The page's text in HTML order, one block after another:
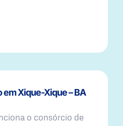
Xique-Xique – BA
o consórcio de